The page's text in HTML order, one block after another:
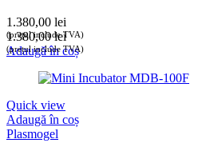
1.380,00 lei
(prețul include TVA)
1.380,00lei
(prețul include TVA)
Adaugă în coș
Quick view
Adaugă în coș
Plasmogel